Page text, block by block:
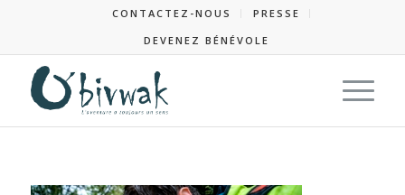
CONTACTEZ-NOUS
PRESSE
DEVENEZ BÉNÉVOLE